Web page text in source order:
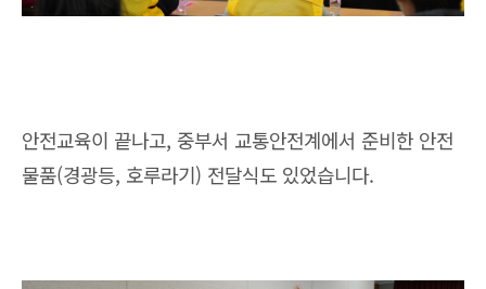
안전교육이 끝나고, 중부서 교통안전계에서 준비한 안전
물품(경광등, 호루라기) 전달식도 있었습니다.